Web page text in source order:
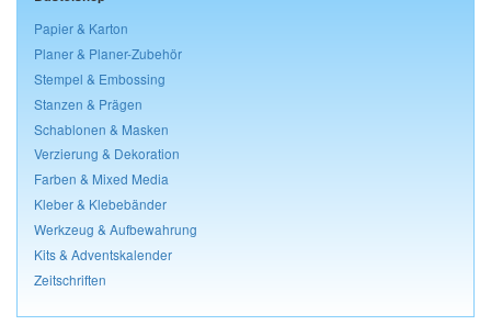
Papier & Karton
Planer & Planer-Zubehör
Stempel & Embossing
Stanzen & Prägen
Schablonen & Masken
Verzierung & Dekoration
Farben & Mixed Media
Kleber & Klebebänder
Werkzeug & Aufbewahrung
Kits & Adventskalender
Zeitschriften